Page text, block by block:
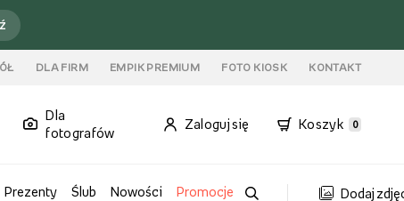
DLA FIRM EMPIK PREMIUM FOTO KIOSK KONTAKT
Dla
fotografów
Zaloguj się Koszyk 0
Prezenty Ślub Nowości Promocje Dodaj